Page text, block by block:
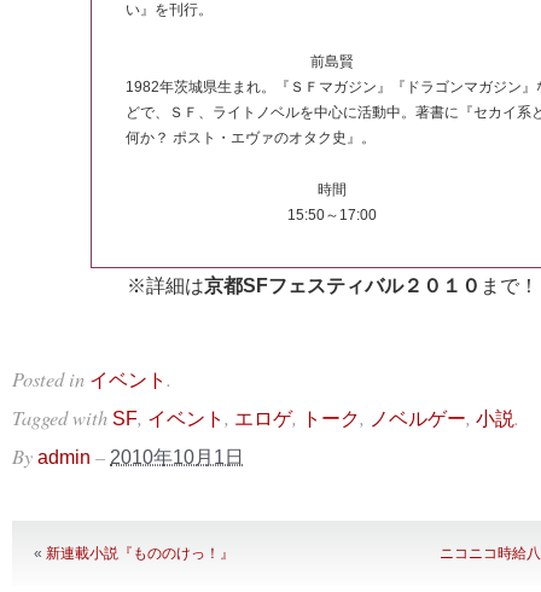
い』を刊行。
前島賢
1982年茨城県生まれ。『ＳＦマガジン』『ドラゴンマガジン』
どで、ＳＦ、ライトノベルを中心に活動中。著書に『セカイ系
何か？ ポスト・エヴァのオタク史』。
時間
15:50～17:00
※詳細は京都SFフェスティバル２０１０ まで！
Posted in イベント .
Tagged with SF, イベント , エロゲ, トーク, ノベルゲー, 小説.
By admin – 2010年10月1日
« 新連載小説『もののけっ！』 ニコニコ時給